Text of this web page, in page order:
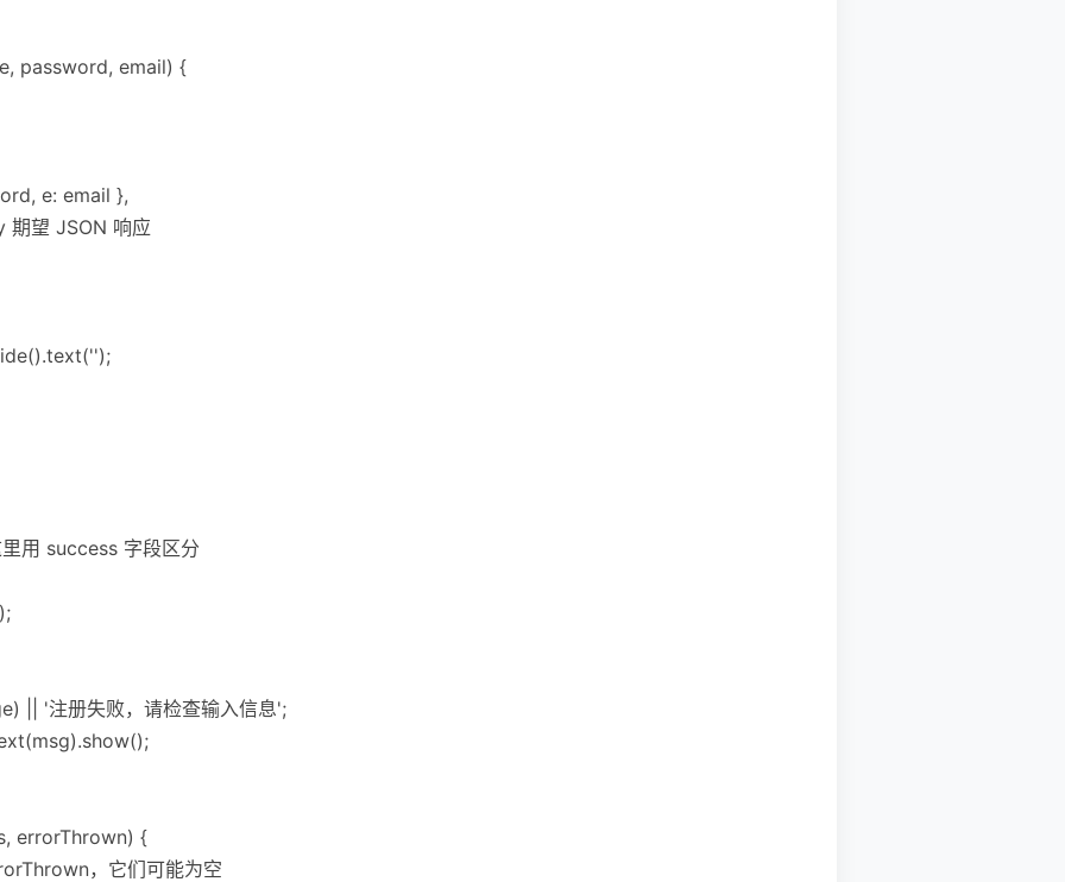
password, email) {
e: email },
望 JSON 响应
用 success 字段区分
|| '注册失败，请检查输入信息';
errorThrown) {
，它们可能为空